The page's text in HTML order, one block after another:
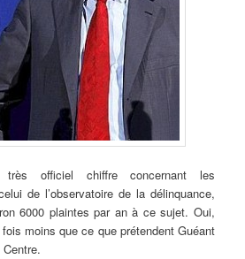
très officiel chiffre concernant les
de l’observatoire de la délinquance,
6000 plaintes par an à ce sujet. Oui,
moins que ce que prétendent Guéant